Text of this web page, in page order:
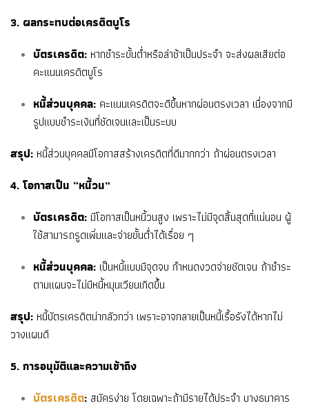
3. ผลกระทบต่อเครดิตบูโร
บัตรเครดิต:หากชำระขั้นต่ำหรือล่าช้าเป็นประจำ จะส่งผลเสียต่อ
คะแนนเครดิตบูโร
หนี้ส่วนบุคคล:คะแนนเครดิตจะดีขึ้นหากผ่อนตรงเวลา เนื่องจากมี
รูปแบบชำระเงินที่ชัดเจนและเป็นระบบ
สรุป: หนี้ส่วนบุคคลมีโอกาสสร้างเครดิตที่ดีมากกว่า ถ้าผ่อนตรงเวลา
4. โอกาสเป็น “หนี้วน”
บัตรเครดิต:มีโอกาสเป็นหนี้วนสูง เพราะไม่มีจุดสิ้นสุดที่แน่นอน ผู้
ใช้สามารถรูดเพิ่มและจ่ายขั้นต่ำได้เรื่อย ๆ
หนี้ส่วนบุคคล:เป็นหนี้แบบมีจุดจบ กำหนดงวดจ่ายชัดเจน ถ้าชำระ
ตามแผนจะไม่มีหนี้หมุนเวียนเกิดขึ้น
สรุป: หนี้บัตรเครดิตน่ากลัวกว่า เพราะอาจกลายเป็นหนี้เรื้อรังได้หากไม่
วางแผนดี
5. การอนุมัติและความเข้าถึง
บัตรเครดิต:สมัครง่าย โดยเฉพาะถ้ามีรายได้ประจำ บางธนาคาร